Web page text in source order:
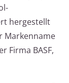
hergestellt
Markenname
Firma BASF,